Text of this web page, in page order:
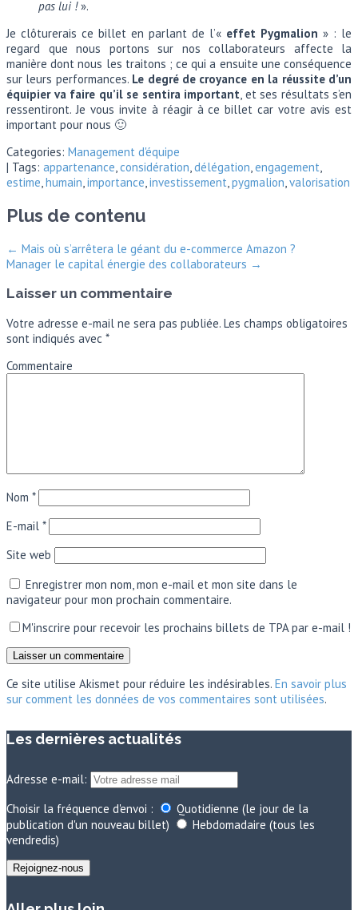
pas lui !».
Je clôturerais ce billet en parlant de l’« effet Pygmalion » : le
regard que nous portons sur nos collaborateurs affecte la
manière dont nous les traitons ; ce qui a ensuite une conséquence
sur leurs performances. Le degré de croyance en la réussite d’un
équipier va faire qu’il se sentira important, et ses résultats s’en
ressentiront. Je vous invite à réagir à ce billet car votre avis est
important pour nous 🙂
Categories: Management d'équipe
| Tags: appartenance,considération,délégation,engagement,
estime,humain,importance,investissement,pygmalion,valorisation
Plus de contenu
← Mais où s’arrêtera le géant du e-commerce Amazon ?
Manager le capital énergie des collaborateurs →
Laisser un commentaire
Votre adresse e-mail ne sera pas publiée. Les champs obligatoires
sont indiqués avec *
Commentaire
Nom *
E-mail *
Site web
Enregistrer mon nom, mon e-mail et mon site dans le
navigateur pour mon prochain commentaire.
M'inscrire pour recevoir les prochains billets de TPA par e-mail !
Ce site utilise Akismet pour réduire les indésirables. En savoir plus
sur comment les données de vos commentaires sont utilisées.
Les dernières actualités
Adresse e-mail:
Choisir la fréquence d'envoi :
Quotidienne (le jour de la
publication d'un nouveau billet)
Hebdomadaire (tous les
vendredis)